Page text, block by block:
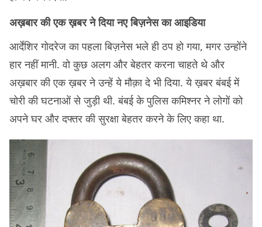
अख़बार की एक ख़बर ने दिया नए बिज़नेस का आइडिया
आर्देशिर गोदरेज का पहला बिज़नेस भले ही ठप हो गया, मगर उन्होंने
हार नहीं मानी. वो कुछ अलग और बेहतर करना चाहते थे और
अख़बार की एक ख़बर ने उन्हें ये मौक़ा दे भी दिया. ये ख़बर बंबई में
चोरी की घटनाओं से जुड़ी थी. बंबई के पुलिस कमिश्नर ने लोगों को
अपने घर और दफ्तर की सुरक्षा बेहतर करने के लिए कहा था.